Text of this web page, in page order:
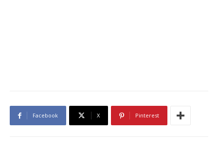
Facebook X Pinterest